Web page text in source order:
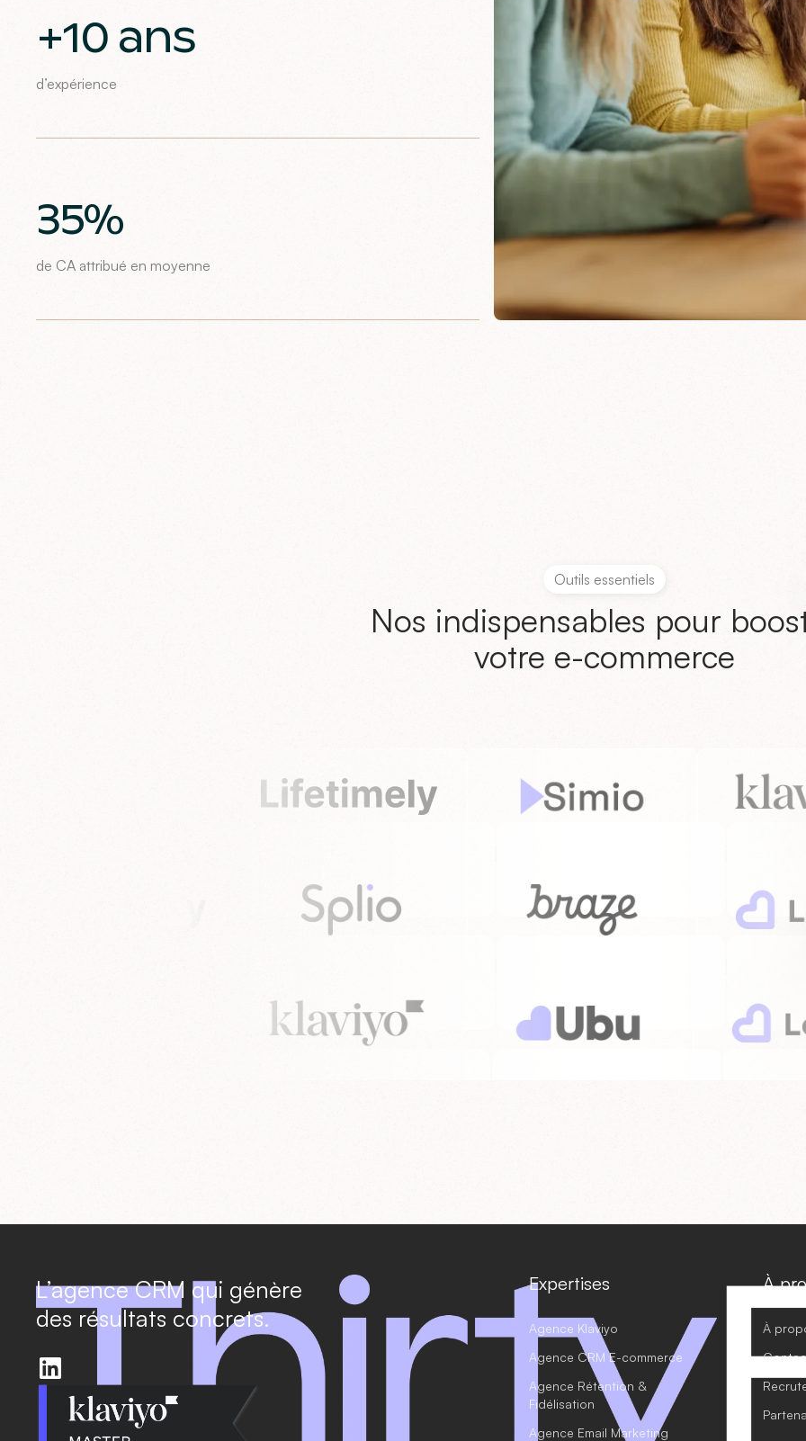
+10 ans
d’expérience
35%
de CA attribué en moyenne
Outils essentiels
Nos indispensables pour
votre e-commerce
L’agence CRM qui génère
des résultats concrets.
Expertises
Agence Klaviyo
Agence CRM E-commerce
Agence Rétention &
Fidélisation
Agence Email Marketing
À
À